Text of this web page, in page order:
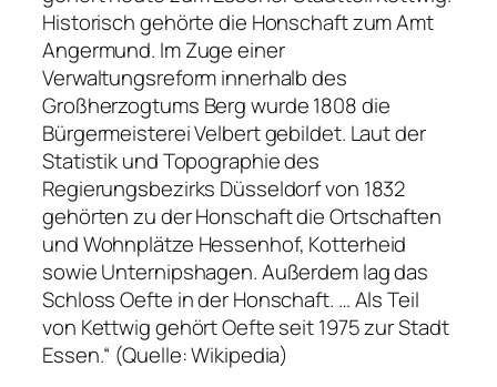
Historisch gehörte die Honschaft zum Amt
Angermund. Im Zuge einer
Verwaltungsreform innerhalb des
Großherzogtums Berg wurde 1808 die
Bürgermeisterei Velbert gebildet. Laut der
Statistik und Topographie des
Regierungsbezirks Düsseldorf von 1832
gehörten zu der Honschaft die Ortschaften
und Wohnplätze Hessenhof, Kotterheid
sowie Unternipshagen. Außerdem lag das
Schloss Oefte in der Honschaft. … Als Teil
von Kettwig gehört Oefte seit 1975 zur Stadt
Essen.“ (Quelle: Wikipedia)